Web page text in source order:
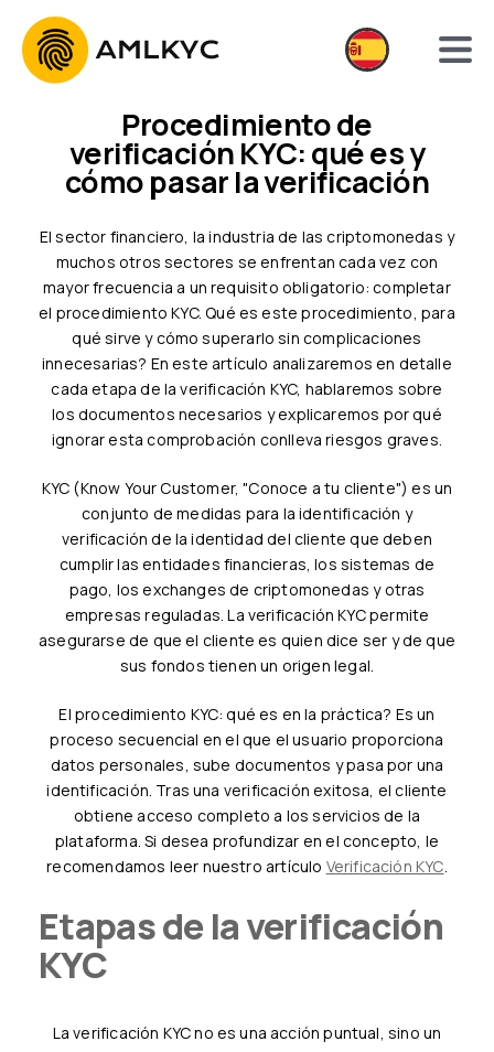
Procedimiento de
verificación KYC: qué es y
cómo pasar la verificación
El sector financiero, la industria de las criptomonedas y
muchos otros sectores se enfrentan cada vez con
mayor frecuencia a un requisito obligatorio: completar
el procedimiento KYC. Qué es este procedimiento, para
qué sirve y cómo superarlo sin complicaciones
innecesarias? En este artículo analizaremos en detalle
cada etapa de la verificación KYC, hablaremos sobre
los documentos necesarios y explicaremos por qué
ignorar esta comprobación conlleva riesgos graves.
KYC (Know Your Customer, "Conoce a tu cliente") es un
conjunto de medidas para la identificación y
verificación de la identidad del cliente que deben
cumplir las entidades financieras, los sistemas de
pago, los exchanges de criptomonedas y otras
empresas reguladas. La verificación KYC permite
asegurarse de que el cliente es quien dice ser y de que
sus fondos tienen un origen legal.
El procedimiento KYC: qué es en la práctica? Es un
proceso secuencial en el que el usuario proporciona
datos personales, sube documentos y pasa por una
identificación. Tras una verificación exitosa, el cliente
obtiene acceso completo a los servicios de la
plataforma. Si desea profundizar en el concepto, le
recomendamos leer nuestro artículo Verificación KYC.
Etapas de la verificación
KYC
La verificación KYC no es una acción puntual, sino un